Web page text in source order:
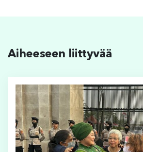
Aiheeseen liittyvää